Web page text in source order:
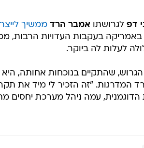
דפ לגרושתו אמבר הרד ממשיך
בעקבות העדויות הרבות,
לעלות לה ביוקר.
שהתקיים בנוכחות אחותה,
המדרגות. "זה הזכיר לי מיד את